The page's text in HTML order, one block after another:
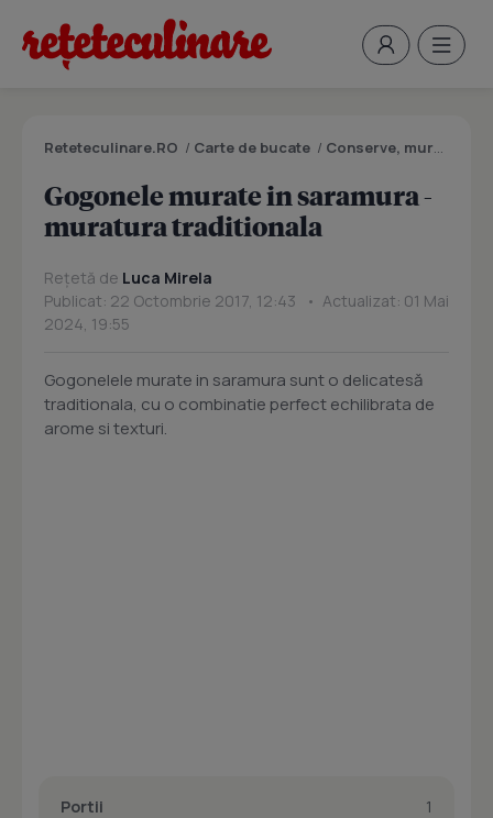
Reteteculinare.RO / Carte de bucate / Conserve, muraturi
Gogonele murate in saramura -
muratura traditionala
Rețetă de Luca Mirela
Publicat: 22 Octombrie 2017, 12:43 • Actualizat: 01 Mai
2024, 19:55
Gogonelele murate in saramura sunt o delicatesă
traditionala, cu o combinatie perfect echilibrata de
arome si texturi.
Portii
1